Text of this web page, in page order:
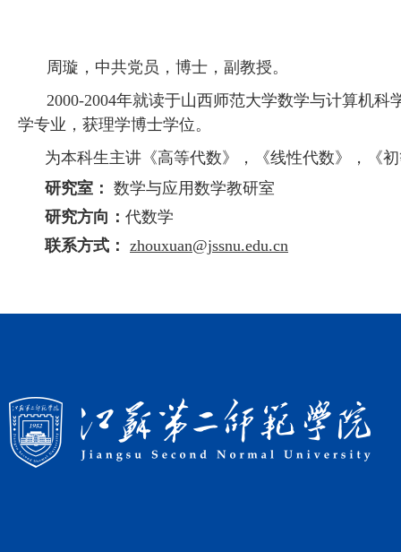
周璇，中共党员，博士，副教授。
2000-2004年就读于山西师范大学数学与计算机科
学专业，获理学博士学位。
为本科生主讲《高等代数》，《线性代数》，《
研究室： 数学与应用数学教研室
研究方向： 代数学
联系方式： zhouxuan@jssnu.edu.cn